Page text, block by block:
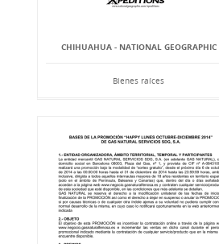
CHIHUAHUA - NATIONAL GEOGRAPHIC
Bienes raíces